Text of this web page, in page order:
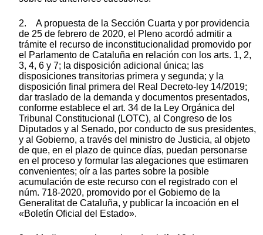
2. A propuesta de la Sección Cuarta y por providencia
de 25 de febrero de 2020, el Pleno acordó admitir a
trámite el recurso de inconstitucionalidad promovido por
el Parlamento de Cataluña en relación con los arts. 1, 2,
3, 4, 6 y 7; la disposición adicional única; las
disposiciones transitorias primera y segunda; y la
disposición final primera del Real Decreto-ley 14/2019;
dar traslado de la demanda y documentos presentados,
conforme establece el art. 34 de la Ley Orgánica del
Tribunal Constitucional (LOTC), al Congreso de los
Diputados y al Senado, por conducto de sus presidentes,
y al Gobierno, a través del ministro de Justicia, al objeto
de que, en el plazo de quince días, puedan personarse
en el proceso y formular las alegaciones que estimaren
convenientes; oír a las partes sobre la posible
acumulación de este recurso con el registrado con el
núm. 718-2020, promovido por el Gobierno de la
Generalitat de Cataluña, y publicar la incoación en el
«Boletín Oficial del Estado».